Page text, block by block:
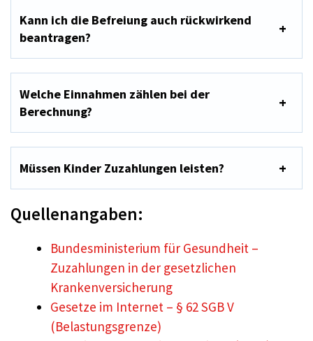
Kann ich die Befreiung auch rückwirkend
beantragen?
Welche Einnahmen zählen bei der
Berechnung?
Müssen Kinder Zuzahlungen leisten?
Quellenangaben:
Bundesministerium für Gesundheit –
Zuzahlungen in der gesetzlichen
Krankenversicherung
Gesetze im Internet – § 62 SGB V
(Belastungsgrenze)